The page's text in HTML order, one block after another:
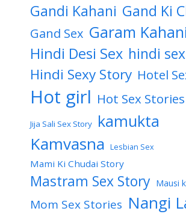
Gandi Kahani Gand Ki
Gand Sex Garam Kahani
Hindi Desi Sex hindi
Hindi Sexy Story Hotel
Hot girl Hot Sex Stories
Jija Sali Sex Story kamukta
Kamvasna Lesbian Sex
Mami Ki Chudai Story
Mastram Sex Story Mausi
Mom Sex Stories Nangi